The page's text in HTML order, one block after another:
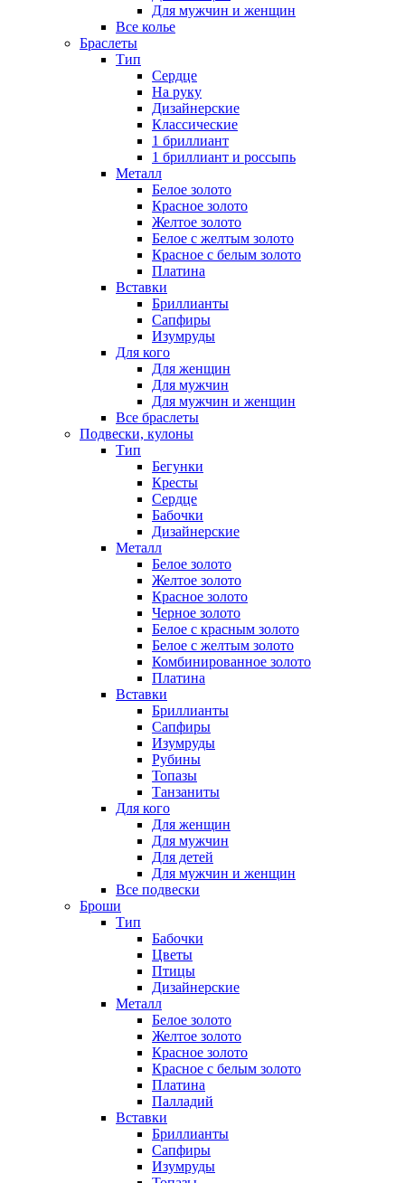
Для мужчин и женщин
Все колье
Браслеты
Тип
Сердце
На руку
Дизайнерские
Классические
1 бриллиант
1 бриллиант и россыпь
Металл
Белое золото
Красное золото
Желтое золото
Белое с желтым золото
Красное с белым золото
Платина
Вставки
Бриллианты
Сапфиры
Изумруды
Для кого
Для женщин
Для мужчин
Для мужчин и женщин
Все браслеты
Подвески, кулоны
Тип
Бегунки
Кресты
Сердце
Бабочки
Дизайнерские
Металл
Белое золото
Желтое золото
Красное золото
Черное золото
Белое с красным золото
Белое с желтым золото
Комбинированное золото
Платина
Вставки
Бриллианты
Сапфиры
Изумруды
Рубины
Топазы
Танзаниты
Для кого
Для женщин
Для мужчин
Для детей
Для мужчин и женщин
Все подвески
Броши
Тип
Бабочки
Цветы
Птицы
Дизайнерские
Металл
Белое золото
Желтое золото
Красное золото
Красное с белым золото
Платина
Палладий
Вставки
Бриллианты
Сапфиры
Изумруды